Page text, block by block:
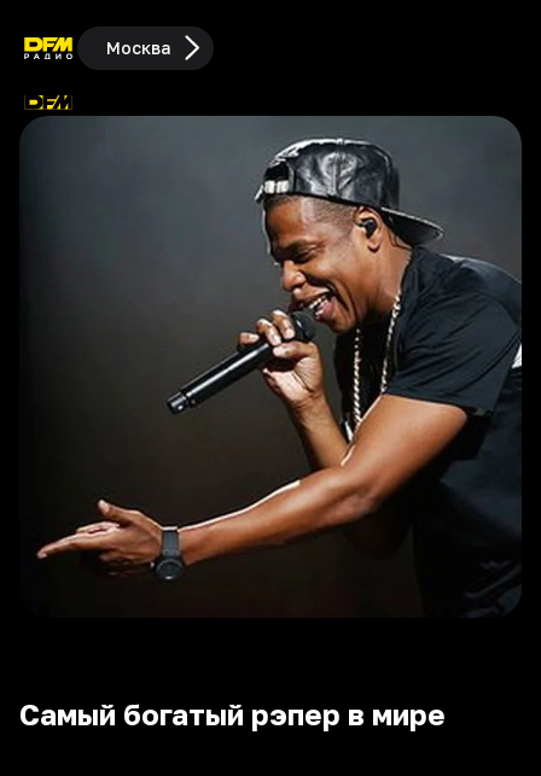
Москва
Cамый богатый рэпер в мире